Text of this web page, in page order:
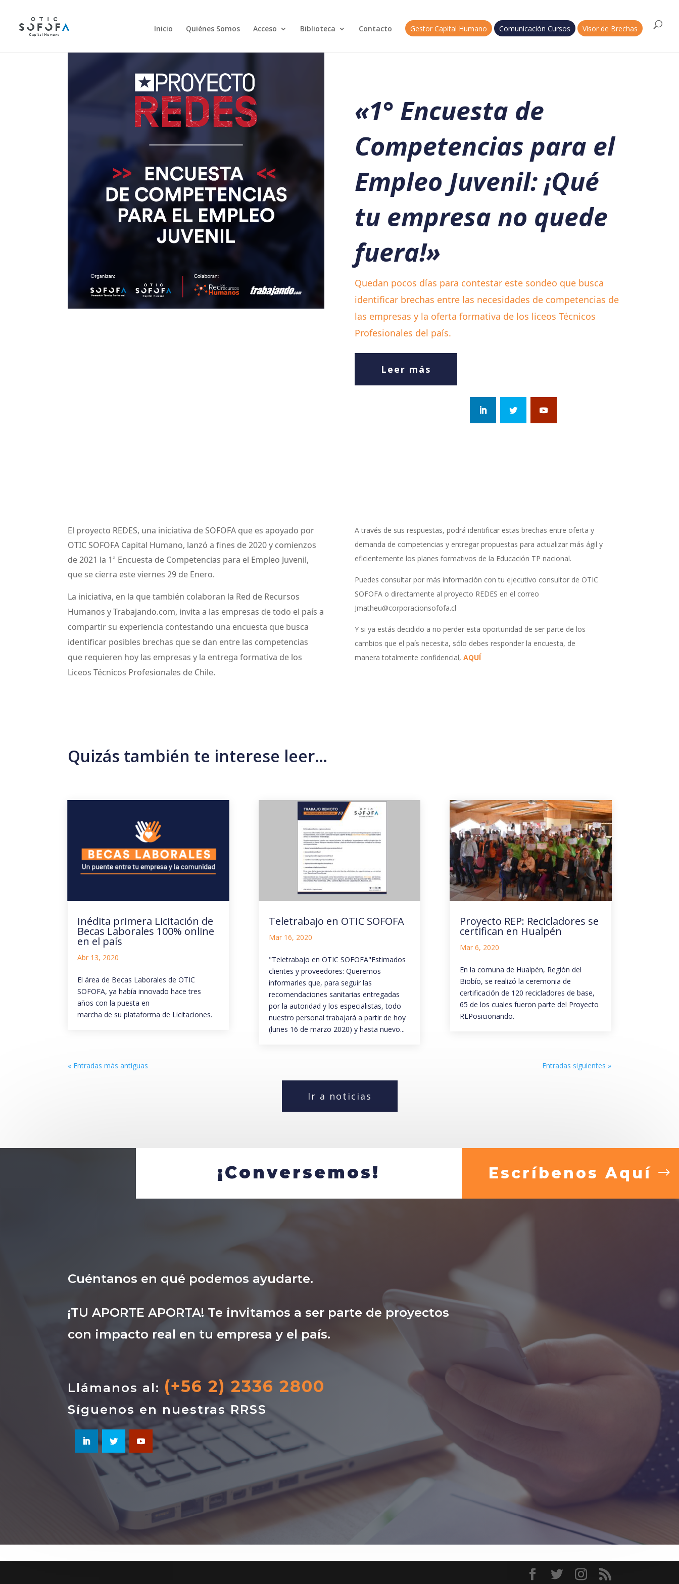
Inicio Quiénes Somos Acceso Biblioteca Contacto Gestor Capital Humano Comunicación Cursos Visor de Brechas
«1° Encuesta de
Competencias para el
Empleo Juvenil: ¡Qué
tu empresa no quede
fuera!»
Quedan pocos días para contestar este sondeo que busca
identificar brechas entre las necesidades de competencias de
las empresas y la oferta formativa de los liceos Técnicos
Profesionales del país.
Leer más
El proyecto REDES, una iniciativa de SOFOFA que es apoyado por
OTIC SOFOFA Capital Humano, lanzó a fines de 2020 y comienzos
de 2021 la 1ª Encuesta de Competencias para el Empleo Juvenil,
que se cierra este viernes 29 de Enero.
La iniciativa, en la que también colaboran la Red de Recursos
Humanos y Trabajando.com, invita a las empresas de todo el país a
compartir su experiencia contestando una encuesta que busca
identificar posibles brechas que se dan entre las competencias
que requieren hoy las empresas y la entrega formativa de los
Liceos Técnicos Profesionales de Chile.
A través de sus respuestas, podrá identificar estas brechas entre oferta y
demanda de competencias y entregar propuestas para actualizar más ágil y
eficientemente los planes formativos de la Educación TP nacional.
Puedes consultar por más información con tu ejecutivo consultor de OTIC
SOFOFA o directamente al proyecto REDES en el correo
Jmatheu@corporacionsofofa.cl
Y si ya estás decidido a no perder esta oportunidad de ser parte de los
cambios que el país necesita, sólo debes responder la encuesta, de
manera totalmente confidencial, AQUÍ
Quizás también te interese leer…
Inédita primera Licitación de
Becas Laborales 100% online
en el país
Abr 13, 2020
El área de Becas Laborales de OTIC
SOFOFA, ya había innovado hace tres
años con la puesta en
marcha de su plataforma de Licitaciones.
Teletrabajo en OTIC SOFOFA
Mar 16, 2020
"Teletrabajo en OTIC SOFOFA"Estimados
clientes y proveedores: Queremos
informarles que, para seguir las
recomendaciones sanitarias entregadas
por la autoridad y los especialistas, todo
nuestro personal trabajará a partir de hoy
(lunes 16 de marzo 2020) y hasta nuevo...
Proyecto REP: Recicladores se
certifican en Hualpén
Mar 6, 2020
En la comuna de Hualpén, Región del
Biobío, se realizó la ceremonia de
certificación de 120 recicladores de base,
65 de los cuales fueron parte del Proyecto
REPosicionando.
« Entradas más antiguas Entradas siguientes »
Ir a noticias
¡Conversemos! Escríbenos Aquí
Cuéntanos en qué podemos ayudarte.
¡TU APORTE APORTA! Te invitamos a ser parte de proyectos
con impacto real en tu empresa y el país.
Llámanos al: (+56 2) 2336 2800
Síguenos en nuestras RRSS